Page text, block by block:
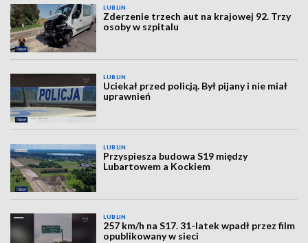
LUBLIN
Zderzenie trzech aut na krajowej 92. Trzy
osoby w szpitalu
LUBLIN
Uciekał przed policją. Był pijany i nie miał
uprawnień
LUBLIN
Przyspiesza budowa S19 między
Lubartowem a Kockiem
LUBLIN
257 km/h na S17. 31-latek wpadł przez film
opublikowany w sieci